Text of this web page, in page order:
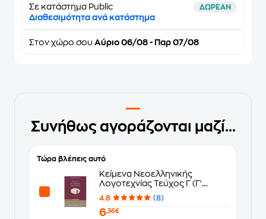
Σε κατάστημα Public ΔΩΡΕΑΝ
Διαθεσιμότητα ανά κατάστημα
Στον χώρο σου Αύριο 06/08 - Παρ 07/08
Συνήθως αγοράζονται μαζί...
Τώρα βλέπεις αυτό
Κείμενα Νεοελληνικής
Λογοτεχνίας Τεύχος Γ (Γ'
Γενικού Λυκείου - Γενικής
Παιδείας) 22-0083
4.8 (8)
6,36€